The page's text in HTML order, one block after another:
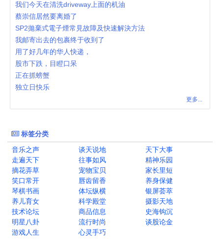
我们今天在清洗driveway上面的机油
蔡崇信居然要离婚了
SP2拋棄式電子煙常見故障及快速解決方法
我邮寄出去的包裹终于收到了
用了好几年的华人快递，
股市下跌，目瞪口呆
正在抓螃蟹
独立日快乐
更多...
标签分类
音乐之声
谈天说地
天下大事
走遍天下
往事如风
精神乐园
摘花弄草
宠物宝贝
家长里短
笑口常开
唇齿留香
养身保健
琴棋书画
体坛纵横
银屏荟萃
养儿育女
科学殿堂
摄影天地
技术论坛
商品信息
史海钩沉
明星八卦
流行时尚
谈股论金
游戏人生
心灵手巧